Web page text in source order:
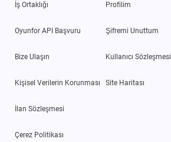
İş Ortaklığı
Oyunfor API Başvuru
Bize Ulaşın
Kişisel Verilerin Korunması
İlan Sözleşmesi
Çerez Politikası
Profilim
Şifremi Unuttum
Kullanıcı Sözleşmesi
Site Haritası